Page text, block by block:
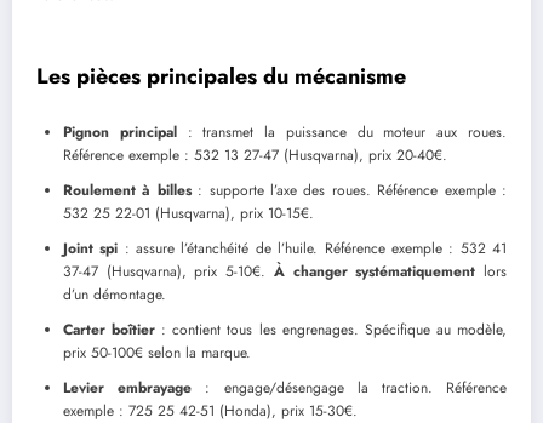
Les pièces principales du mécanisme
Pignon principal: transmet la puissance du moteur aux roues.
Référence exemple : 532 13 27-47 (Husqvarna), prix 20-40€.
Roulement à billes: supporte l’axe des roues. Référence exemple :
532 25 22-01 (Husqvarna), prix 10-15€.
Joint spi : assure l’étanchéité de l’huile. Référence exemple : 532 41
37-47 (Husqvarna), prix 5-10€. À changer systématiquement lors
d’un démontage.
Carter boîtier : contient tous les engrenages. Spécifique au modèle,
prix 50-100€ selon la marque.
Levier embrayage : engage/désengage la traction. Référence
exemple : 725 25 42-51 (Honda), prix 15-30€.